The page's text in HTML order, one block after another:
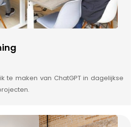
te maken van ChatGPT in dagelijkse